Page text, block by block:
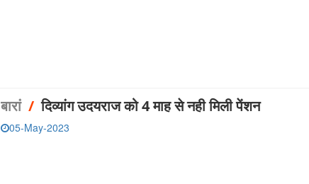
बारां/दिव्यांग उदयराज को 4 माह से नही मिली पेंशन
05-May-2023